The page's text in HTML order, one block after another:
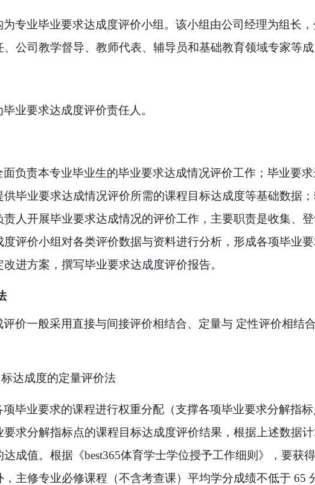
专业毕业要求达成度评价小组。该小组由公司经理为组长
公司教学督导、教师代表、辅导员和基础教育领域专家等成
业要求达成度评价责任人。
负责本专业毕业生的毕业要求达成情况评价工作；毕业要
毕业要求达成情况评价所需的课程目标达成度等基础数据
人开展毕业要求达成情况的评价工作，主要职责是收集、
评价小组对各类评价数据与资料进行分析，形成各项毕业
进方案，撰写毕业要求达成度评价报告。
价一般采用直接与间接评价相结合、定量与 定性评价相结
达成度的定量评价法
毕业要求的课程进行权重分配（支撑各项毕业要求分解指
求分解指标点的课程目标达成度评价结果，根据上述数据
成值。根据《best365体育学士学位授予工作细则》，要获
，主修专业必修课程（不含考查课）平均学分成绩不低于65